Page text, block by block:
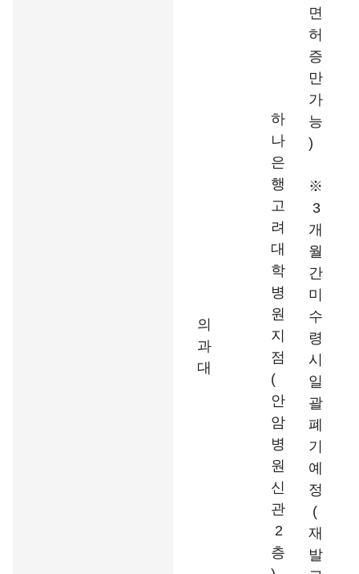
면
허
증
만
가
능
)
※
3
개
월
간
미
수
령
시
일
괄
폐
기
예
정
(
재
발
의
과
대
하
나
은
행
고
려
대
학
병
원
지
점
(
안
암
병
원
신
관
2
층